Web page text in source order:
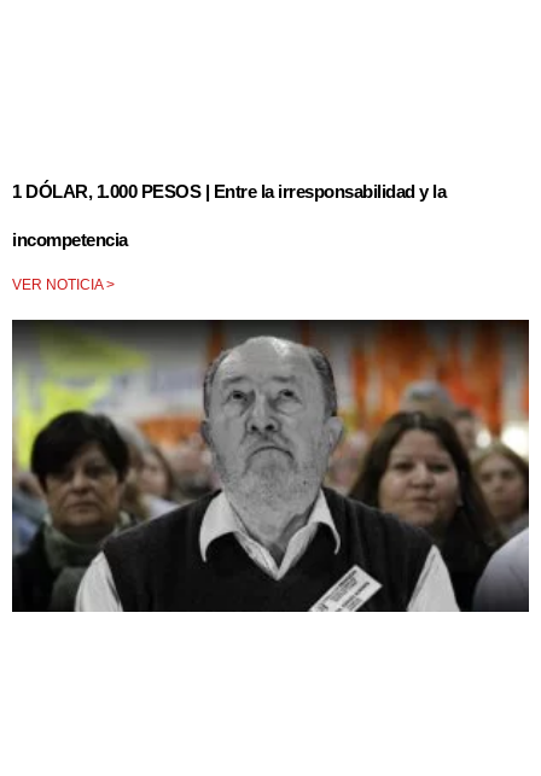
1 DÓLAR, 1.000 PESOS | Entre la irresponsabilidad y la
incompetencia
VER NOTICIA >